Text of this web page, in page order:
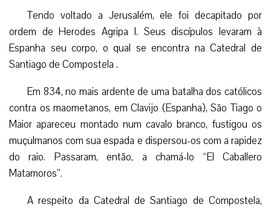
Tendo voltado a Jerusalém, ele foi decapitado por
ordem de Herodes Agripa I. Seus discípulos levaram à
Espanha seu corpo, o qual se encontra na Catedral de
Santiago de Compostela .
Em 834, no mais ardente de uma batalha dos católicos
contra os maometanos, em Clavijo (Espanha), São Tiago o
Maior apareceu montado num cavalo branco, fustigou os
muçulmanos com sua espada e dispersou-os com a rapidez
do raio. Passaram, então, a chamá-lo “El Caballero
Matamoros”.
A respeito da Catedral de Santiago de Compostela,